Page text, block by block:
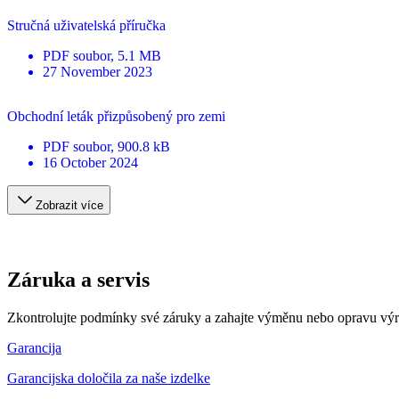
Stručná uživatelská příručka
PDF soubor, 5.1 MB
27 November 2023
Obchodní leták přizpůsobený pro zemi
PDF soubor, 900.8 kB
16 October 2024
Zobrazit více
Záruka a servis
Zkontrolujte podmínky své záruky a zahajte výměnu nebo opravu
Garancija
Garancijska določila za naše izdelke